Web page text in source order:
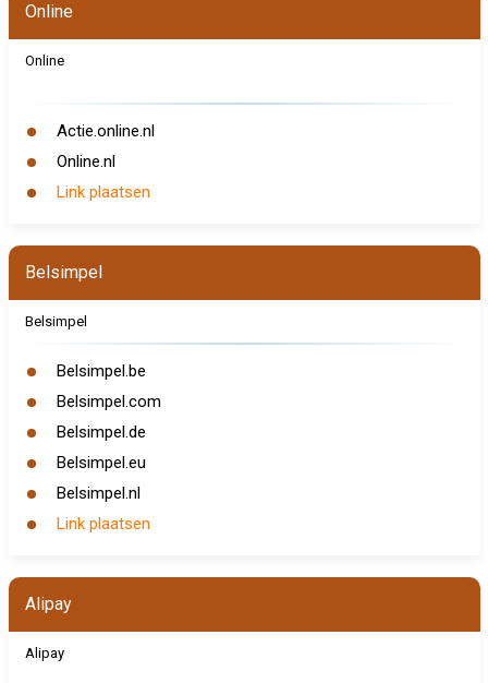
Online
Online
Actie.online.nl
Online.nl
Link plaatsen
Belsimpel
Belsimpel
Belsimpel.be
Belsimpel.com
Belsimpel.de
Belsimpel.eu
Belsimpel.nl
Link plaatsen
Alipay
Alipay